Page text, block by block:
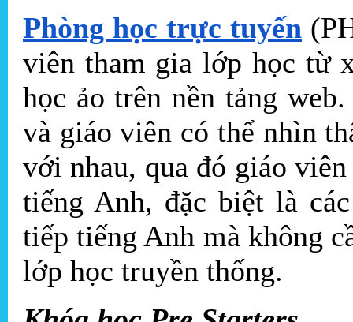
Phòng học trực tuyến
viên tham gia lớp học từ
học ảo trên nền tảng
và giáo viên có thể nhìn
với nhau, qua đó giáo
tiếng Anh, đặc biệt là
tiếp tiếng Anh mà không
lớp học truyền thống.